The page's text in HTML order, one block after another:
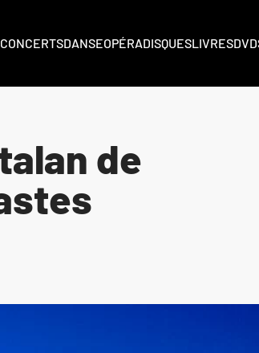
CONCERTSDANSEOPÉRADISQUESLIVRESDVD
de